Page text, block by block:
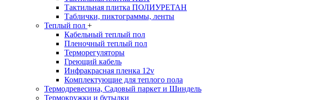
Тактильная плитка ПОЛИУРЕТАН
Таблички, пиктограммы, ленты
Теплый пол +
Кабельный теплый пол
Пленочный теплый пол
Терморегуляторы
Греющий кабель
Инфракрасная пленка 12v
Комплектующие для теплого пола
Термодревесина, Садовый паркет и Шиндель
Термокружки и бутылки